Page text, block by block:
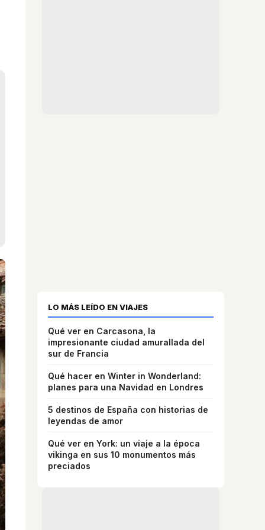
LO MÁS LEÍDO EN VIAJES
Qué ver en Carcasona, la
impresionante ciudad amurallada del
sur de Francia
Qué hacer en Winter in Wonderland:
planes para una Navidad en Londres
5 destinos de España con historias de
leyendas de amor
Qué ver en York: un viaje a la época
vikinga en sus 10 monumentos más
preciados